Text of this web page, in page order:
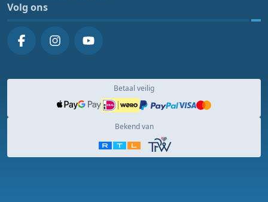
Volg ons
Betaal veilig
Bekend van